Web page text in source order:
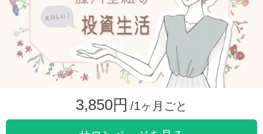
3,850円 /1ヶ月ごと